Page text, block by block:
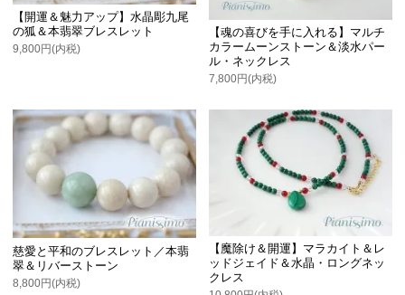
【開運＆魅力アップ】水晶彫九尾
の狐＆本翡翠ブレスレット
9,800円(内税)
【魂の喜びを手に入れる】マルチ
カラームーンストーン＆淡水パー
ル・ネックレス
7,800円(内税)
慈愛と平和のブレスレット／本翡
翠＆リバーストーン
8,800円(内税)
【魔除け＆開運】マラカイト＆レ
ッドジェイド＆水晶・ロングネッ
クレス